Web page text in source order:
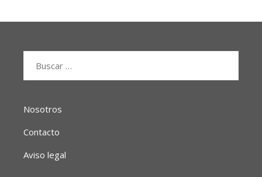
Nosotros
Contacto
Aviso legal